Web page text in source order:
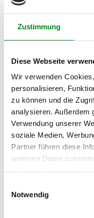
Zustimmung
Diese Webseite
Wir verwenden
personalisieren,
zu können und die
analysieren. Außerdem
Verwendung unserer
soziale Medien,
Partner führen diese
weiteren Daten
haben oder die sie im
Notwendig
LANCIA LYBRA (839AX)
1.6 16V (839AXA1A)
LANCIA LYBRA SW
(839BX) 1.6 16V
(835) 1.6 16V (835EI)
Zur exakten Fahrzeug-
Support kontaktieren (Chat
Wir benötigen folgende
(2.1) und zu 3 (2.2) oder